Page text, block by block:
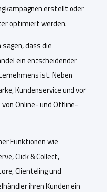
erstellt oder
optimiert werden.
dass die
ein entscheidender
ist. Neben
Kundenservice und vor
Online- und Offline-
Funktionen wie
Click & Collect,
Clienteling und
ihren Kunden ein